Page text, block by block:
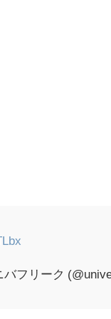
フリーク